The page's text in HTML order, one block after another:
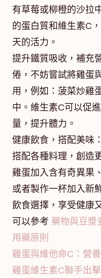
有草莓或柳橙的沙拉
的蛋白質和維生素C
天的活力。
提升鐵質吸收，補充
倦，不妨嘗試將雞蛋
用，例如：菠菜炒雞
中。維生素C可以促
量，提升體力。
健康飲食，搭配美味
搭配各種料理，創造
雞蛋加入含有奇異果
或者製作一杯加入新
飲食選擇，享受健康
可以參考 藥物與豆漿
用藥原則
雞蛋與維他命C：營
雞蛋維生素C聯手出